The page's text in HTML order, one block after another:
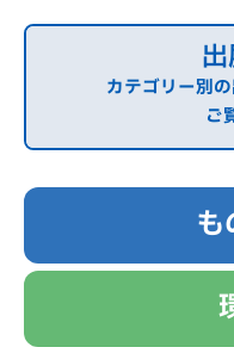
カテゴリー別
ご
も